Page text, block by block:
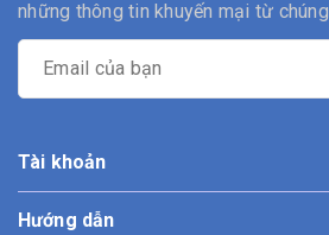
những thông tin khuyến mại từ
Tài khoản
Hướng dẫn